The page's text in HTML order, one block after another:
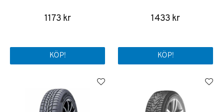
1173 kr
KÖP!
1433 kr
KÖP!